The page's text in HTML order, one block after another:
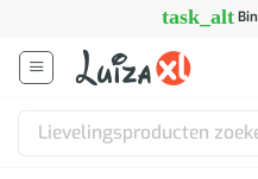
inhoud
task_alt
Zoeken